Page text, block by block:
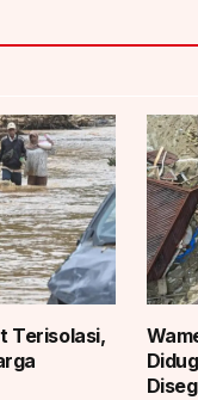
Terisolasi,